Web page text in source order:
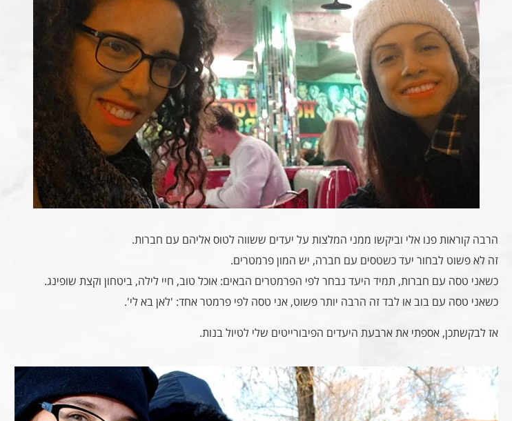
הרבה קוראות פנו אלי וביקשו ממני המלצות על יעדים ששווה לטוס אליהם עם חברות.
זה לא פשוט לבחור יעד כשטסים עם חברה, יש המון פרמטרים.
כשאני טסה עם חברות, תמיד היעד נבחר לפי הפרמטרים הבאים: אוכל טוב, חיי לילה, ביטחון וקצת שופינג.
כשאני טסה עם בוב או לבד זה הרבה יותר פשוט, אני טסה לפי פרמטר אחד: 'לאן בא לי'.
אז לבקשתכן, אספתי את ארבעת היעדים הפיבורייטים שלי לטיול בנות.